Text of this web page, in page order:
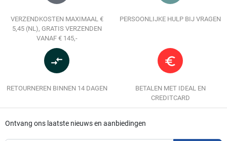
VERZENDKOSTEN MAXIMAAL €
5,45 (NL), GRATIS VERZENDEN
VANAF € 145,-
PERSOONLIJKE HULP BIJ VRAGEN
compare_arrows
RETOURNEREN BINNEN 14 DAGEN
euro_symbol
BETALEN MET IDEAL EN
CREDITCARD
Ontvang ons laatste nieuws en aanbiedingen